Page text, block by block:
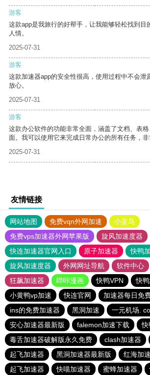
游客
这款app是我旅行的好帮手，让我能够轻松找到目
人情。
2025-07-31
游客
这款加速器app的安全性很高，使用过程中不会泄
放心。
2025-07-31
游客
这款办公软件的功能非常全面，涵盖了文档、表
面。我可以使用它来完成日常办公的所有任务，非
2025-07-31
友情链接
网站地图 免费vqn外网加速
小蓝鸟
免费vps加速器外网苹果版
旋风加速度器
快连加速器官网入口
原子加速器
快鸭
旋风加速度器
外网网址导航 软件中心
狂飙加速器
哔咔漫画 快鸭VPN
快
小黄鸭vp加速
快连官网 加速器每日免
ins的免费加速器
黑洞加速
一元机场.
安心加速器最新版
falemon加速下载
快
毒舌加速器破解版永久免费
clash加速器
起飞加速器
黑洞加速器最新版 红海加
起飞加速器
快喵加速器 蜜蜂加速器